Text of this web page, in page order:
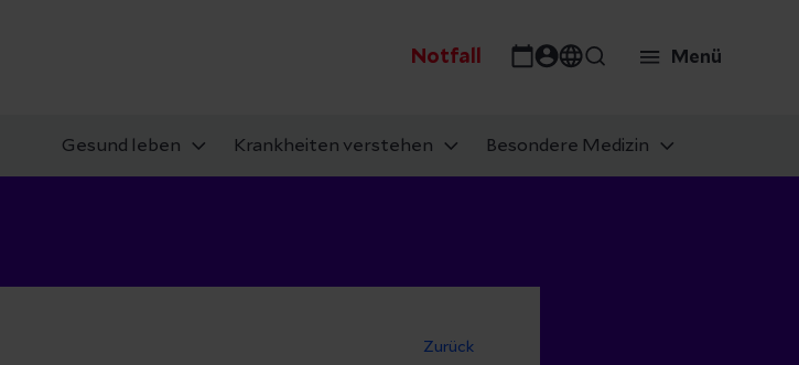
Notfall Menü
Gesund leben Krankheiten verstehen Besondere Medizin
Zurück